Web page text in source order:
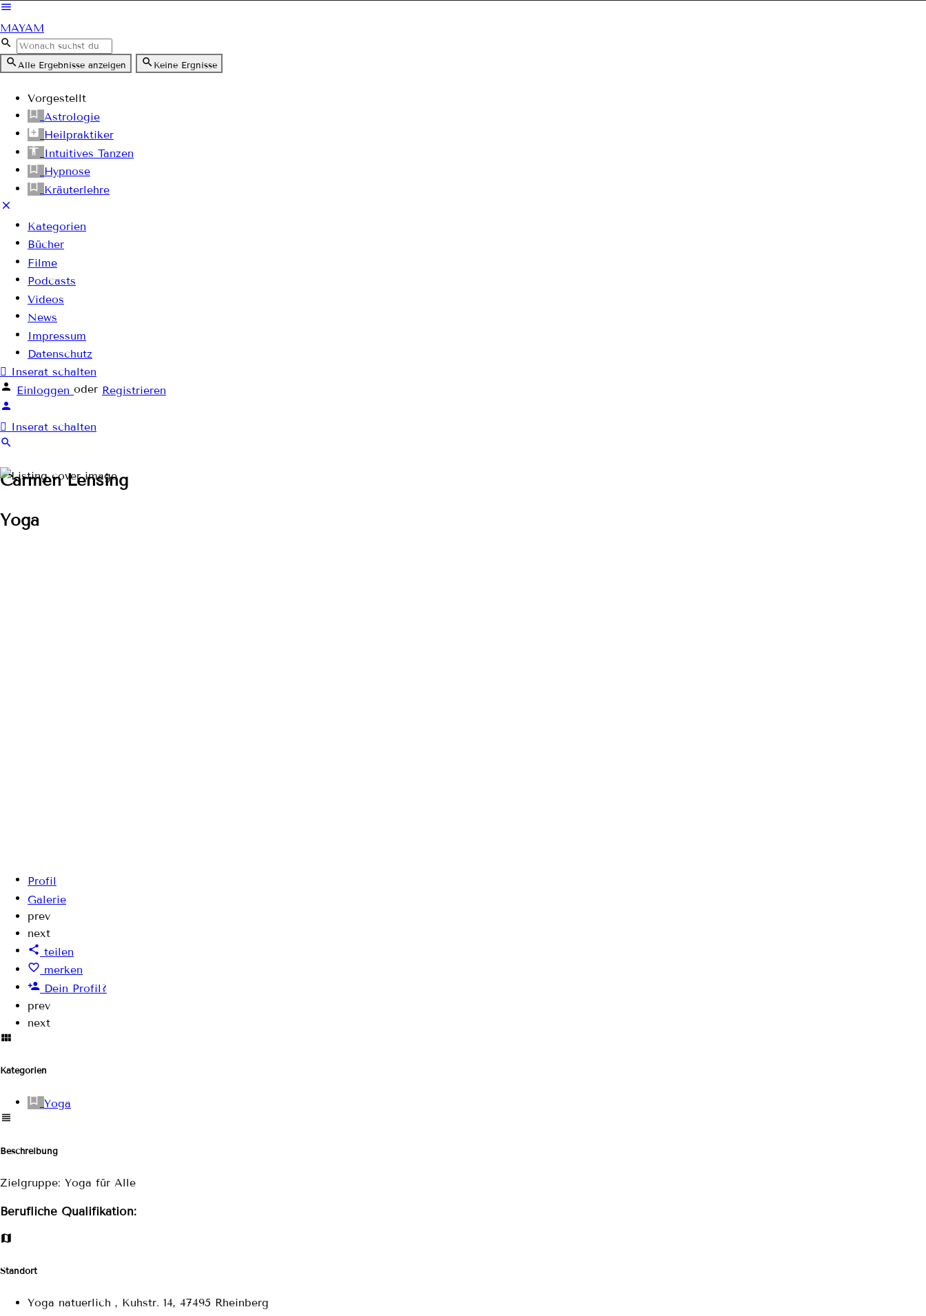
MAYAM
Alle Ergebnisse anzeigen Keine Ergnisse
Vorgestellt
Astrologie
Heilpraktiker
Intuitives Tanzen
Hypnose
Kräuterlehre
Kategorien
Bücher
Filme
Podcasts
Videos
News
Impressum
Datenschutz
Inserat schalten
Einloggen oder Registrieren
Inserat schalten
Carmen Lensing
Yoga
Profil
Galerie
prev
next
teilen
merken
Dein Profil?
prev
next
Kategorien
Yoga
Beschreibung
Zielgruppe: Yoga für Alle
Berufliche Qualifikation:
Standort
Yoga natuerlich , Kuhstr. 14, 47495 Rheinberg